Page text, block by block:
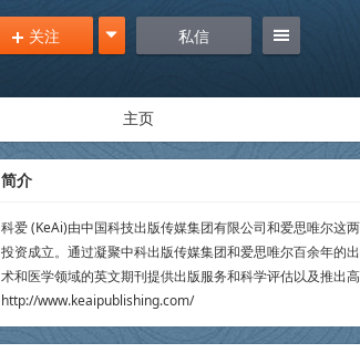
+ 关注 g 私信 =
主页
简介
科爱 (KeAi)由中国科技出版传媒集团有限公司和爱思唯尔这
投资成立。通过凝聚中科出版传媒集团和爱思唯尔百余年的
术和医学领域的英文期刊提供出版服务和科学评估以及推出高
http://www.keaipublishing.com/